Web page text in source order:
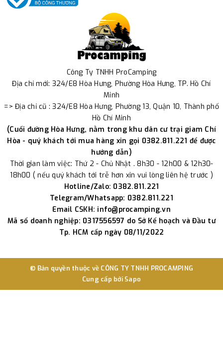
Công Ty TNHH ProCamping
Địa chỉ mới: 324/E8 Hòa Hưng, Phường Hòa Hưng, TP. Hồ Chí
Minh
=> Địa chỉ cũ : 324/E8 Hòa Hưng, Phường 13, Quận 10, Thành phố
Hồ Chí Minh
(Cuối đường Hòa Hưng, nằm trong khu dân cư trại giam Chí
Hòa - quý khách tới mua hàng xin gọi 0382.811.221 để được
hướng dẫn)
Thời gian làm việc: Thứ 2 - Chủ Nhật . 8h30 - 12h00 & 12h30-
18h00 ( nếu quý khách tới trễ hơn xin vui lòng liên hệ trước )
Hotline/Zalo: 0382.811.221
Telegram/Whatsapp: 0382.811.221
Email CSKH: info@procamping.vn
Mã số doanh nghiệp: 0317556597 do Sở Kế hoạch và Đầu tư
Tp. HCM cấp ngày 08/11/2022
© Bản quyền thuộc về CÔNG TY TNHH PROCAMPING
Cung cấp bởi Sapo